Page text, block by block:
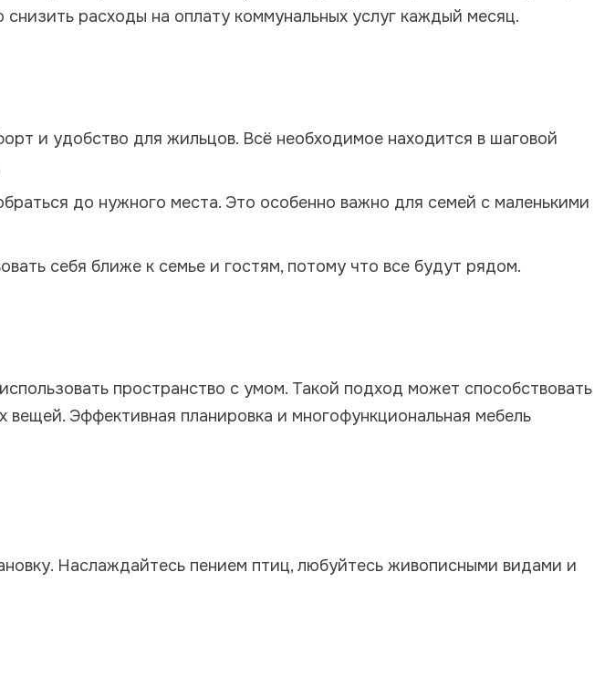
расходы на оплату коммунальных услуг каждый месяц.
и удобство для жильцов. Всё необходимое находится в шаговой
до нужного места. Это особенно важно для семей с маленькими
себя ближе к семье и гостям, потому что все будут рядом.
пространство с умом. Такой подход может способствовать
Эффективная планировка и многофункциональная мебель
Наслаждайтесь пением птиц, любуйтесь живописными видами и